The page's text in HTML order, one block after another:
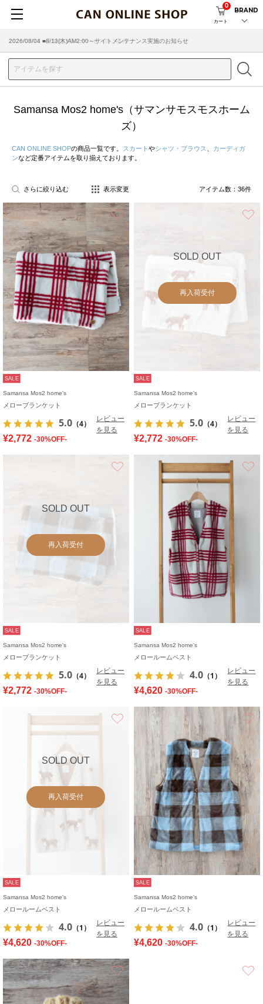
カート
0
BRAND
2026/08/04 ■8/13(木)AM2:00～サイトメンテナンス実施のお知らせ
Samansa Mos2 home's（サマンサモスモスホーム
ズ）
CAN ONLINE SHOPの商品一覧です。 スカート やシャツ・ブラウス
カーディガ
ンなど定番アイテムを取り揃えております。
さらに絞り込む 表示変更 アイテム数： 36件
お気に入り
SALE
Samansa Mos2 home's
メローブランケット
5.0 （4）
レビュー
を見る
¥2,772 -30%OFF-
SOLD OUT
再入荷受付
SALE
Samansa Mos2 home's
メローブランケット
5.0 （4）
レビュー
を見る
¥2,772 -30%OFF-
SOLD OUT
再入荷受付
お気に入り
SALE
Samansa Mos2 home's
メローブランケット
5.0 （4）
レビュー
を見る
¥2,772 -30%OFF-
SALE
Samansa Mos2 home's
メロールームベスト
4.0 （1）
レビュー
を見る
¥4,620 -30%OFF-
SOLD OUT
再入荷受付
お気に入り
SALE
Samansa Mos2 home's
メロールームベスト
4.0 （1）
レビュー
を見る
¥4,620 -30%OFF-
SALE
Samansa Mos2 home's
メロールームベスト
4.0 （1）
レビュー
を見る
¥4,620 -30%OFF-
お気に入り